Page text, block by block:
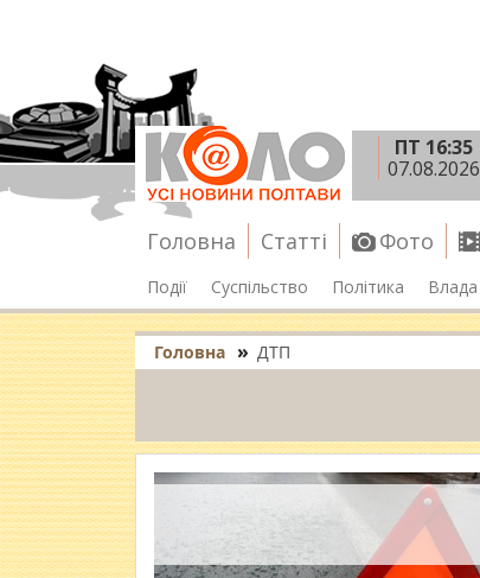
ПТ 16:35
07.08.2026
Головна Статті Фото
Події Суспільство Політика Влада
Головна » ДТП